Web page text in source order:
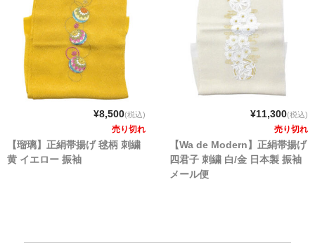
¥8,500(税込)
売り切れ
【瑠璃】正絹帯揚げ 毬柄 刺繍
黄 イエロー 振袖
¥11,300(税込)
売り切れ
【Wa de Modern】正絹帯揚げ
四君子 刺繍 白/金 日本製 振袖
メール便